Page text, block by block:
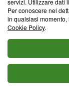
Cupcake
A luglio è
Beautiful:
servizi. Utilizzare dati
Per conoscere nel
in qualsiasi
Cookie Policy.